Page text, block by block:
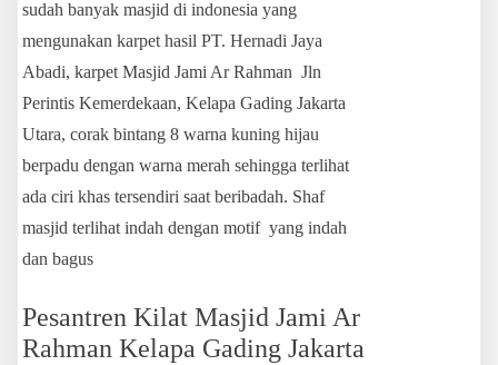
sudah banyak masjid di indonesia yang
mengunakan karpet hasil PT. Hernadi Jaya
Abadi, karpet Masjid Jami Ar Rahman Jln
Perintis Kemerdekaan, Kelapa Gading Jakarta
Utara, corak bintang 8 warna kuning hijau
berpadu dengan warna merah sehingga terlihat
ada ciri khas tersendiri saat beribadah. Shaf
masjid terlihat indah dengan motif yang indah
dan bagus
Pesantren Kilat Masjid Jami Ar
Rahman Kelapa Gading Jakarta